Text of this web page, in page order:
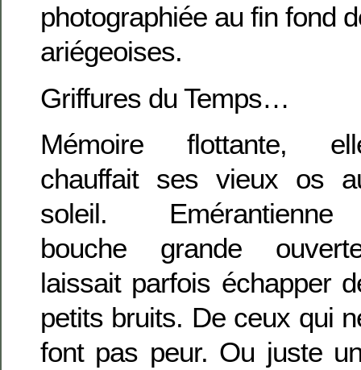
photographiée au fin fond
ariégeoises.
Griffures du Temps…
Mémoire flottante,
chauffait ses vieux os
soleil. Emérantienne
bouche grande
laissait parfois échapper
petits bruits. De ceux qui
font pas peur. Ou juste